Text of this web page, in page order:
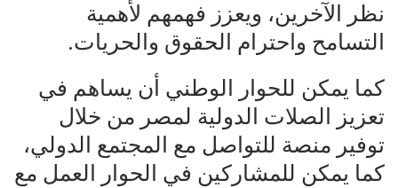
نظر الآخرين، ويعزز فهمهم لأهمية
التسامح واحترام الحقوق والحريات.
كما يمكن للحوار الوطني أن يساهم في
تعزيز الصلات الدولية لمصر من خلال
توفير منصة للتواصل مع المجتمع الدولي،
كما يمكن للمشاركين في الحوار العمل مع